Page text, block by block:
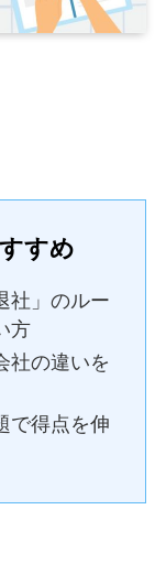
すめ
社」のルー
方
社の違いを
で得点を伸